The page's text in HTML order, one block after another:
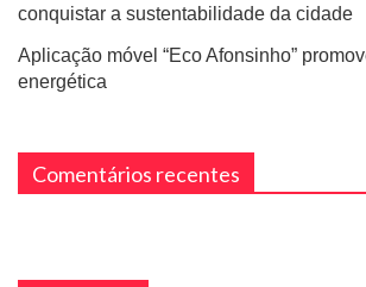
conquistar a sustentabilidade da cidade
Aplicação móvel “Eco Afonsinho”
energética
Comentários recentes